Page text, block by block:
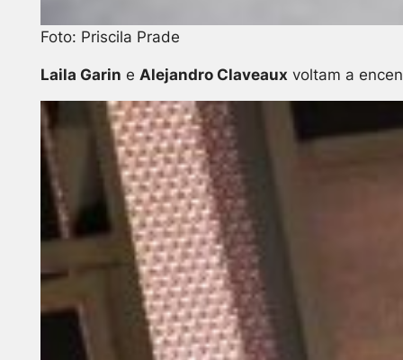
Foto: Priscila Prade
Laila Garin e Alejandro Claveaux voltam a